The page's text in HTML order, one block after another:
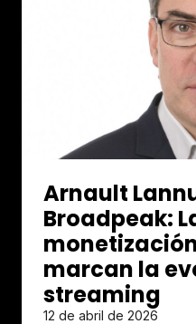
Arnault
Broadpeak:
marcan la
streaming
12 de abril de 2026